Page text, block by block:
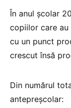
În anul școlar
copiilor care au
cu un punct
crescut însă
Din numărul
antepreșcolar: